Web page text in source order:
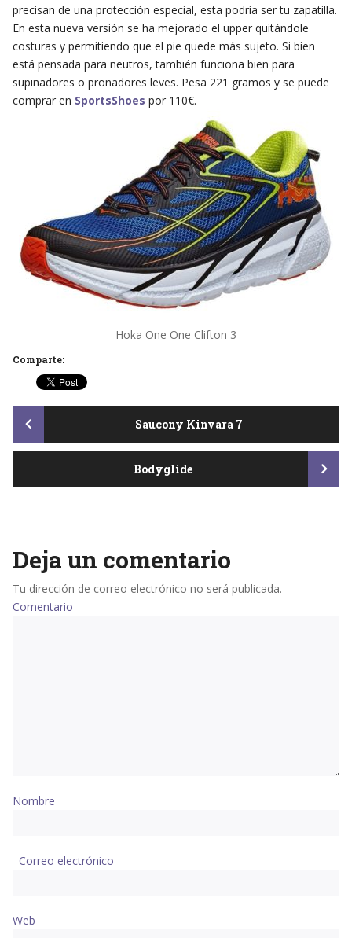
precisan de una protección especial, esta podría ser tu zapatilla.
En esta nueva versión se ha mejorado el upper quitándole
costuras y permitiendo que el pie quede más sujeto. Si bien
está pensada para neutros, también funciona bien para
supinadores o pronadores leves. Pesa 221 gramos y se puede
comprar en SportsShoes por 110€.
Hoka One One Clifton 3
Comparte:
Post
navigation
Saucony Kinvara 7
Bodyglide
Deja un comentario
Tu dirección de correo electrónico no será publicada.
Comentario
Nombre
Correo electrónico
Web